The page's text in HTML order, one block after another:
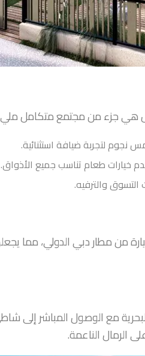
هي جزء من مجتمع متكامل
نجوم لتجربة ضيافة استثنائية.
التسوق والترفيه.
دقيقة فقط بالسيارة من مطار دبي
الرمال الناعمة.